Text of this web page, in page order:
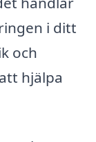
i ditt
och
hjälpa